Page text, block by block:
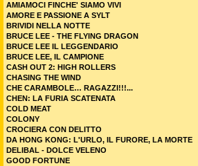
AMIAMOCI FINCHE' SIAMO VIVI
AMORE E PASSIONE A SYLT
BRIVIDI NELLA NOTTE
BRUCE LEE - THE FLYING DRAGON
BRUCE LEE IL LEGGENDARIO
BRUCE LEE, IL CAMPIONE
CASH OUT 2: HIGH ROLLERS
CHASING THE WIND
CHE CARAMBOLE… RAGAZZI!!!...
CHEN: LA FURIA SCATENATA
COLD MEAT
COLONY
CROCIERA CON DELITTO
DA HONG KONG: L'URLO, IL FURORE, LA MORTE
DELIBAL - DOLCE VELENO
GOOD FORTUNE